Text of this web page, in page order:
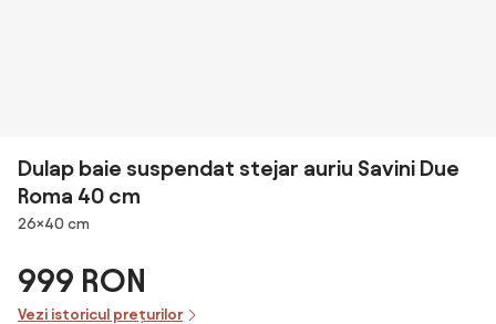
Dulap baie suspendat stejar auriu Savini Due
Roma 40 cm
Dimensiuni
26×40 cm
999 RON
Vezi istoricul prețurilor